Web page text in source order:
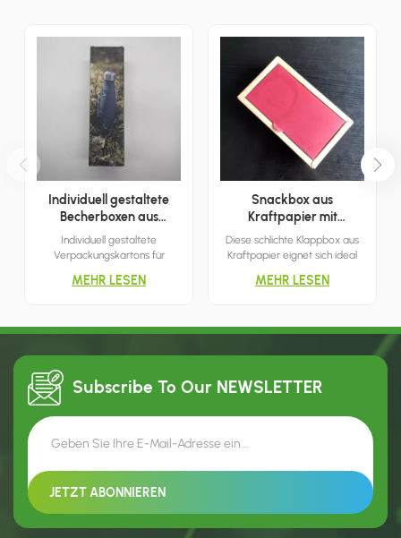
Individuell gestaltete
Becherboxen aus
Wellpappe
Individuell gestaltete
Verpackungskartons für
Transport und präsentieren
Becherherstellers, was
MEHR LESEN
Snackbox aus
Kraftpapier mit
Klappdeckel
Diese schlichte Klappbox aus
Kraftpapier eignet sich ideal
und Leckereien. Einfach den
ist minimalistisch und
MEHR LESEN
Subscribe To Our NEWSLETTER